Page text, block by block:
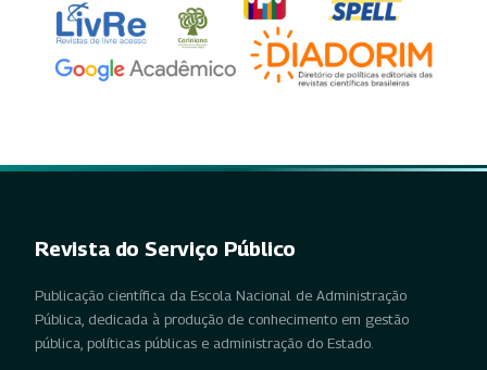
Revista do Serviço Público
Publicação científica da Escola Nacional de Administração
Pública, dedicada à produção de conhecimento em gestão
pública, políticas públicas e administração do Estado.